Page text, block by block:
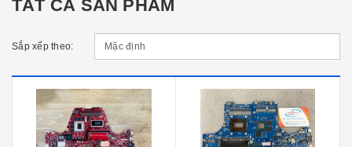
TẤT CẢ SẢN PHẨM
Sắp xếp theo: